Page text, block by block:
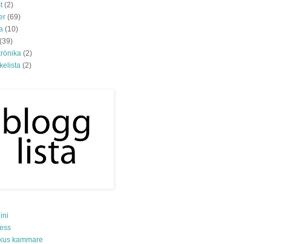
(2)
(69)
(10)
(39)
(2)
(2)
kammare